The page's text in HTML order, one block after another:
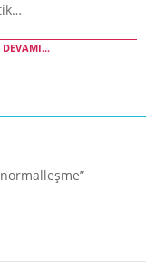
DEVAMI...